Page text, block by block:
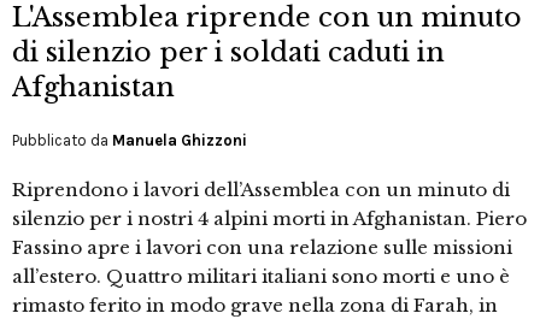
L'Assemblea riprende con un minuto
di silenzio per i soldati caduti in
Afghanistan
Pubblicato da Manuela Ghizzoni
Riprendono i lavori dell’Assemblea con un minuto di
silenzio per i nostri 4 alpini morti in Afghanistan. Piero
Fassino apre i lavori con una relazione sulle missioni
all’estero. Quattro militari italiani sono morti e uno è
rimasto ferito in modo grave nella zona di Farah, in